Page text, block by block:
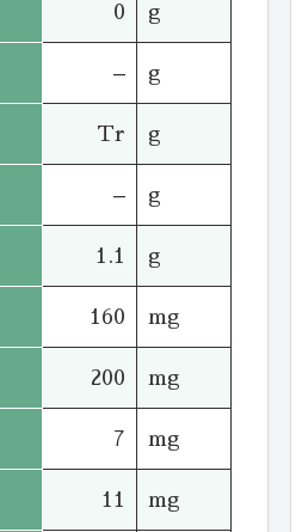
0 g
– g
Tr g
– g
1.1 g
160 mg
200 mg
7 mg
11 mg